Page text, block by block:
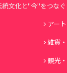
統文化と"今"をつな
アート
雑貨
観光